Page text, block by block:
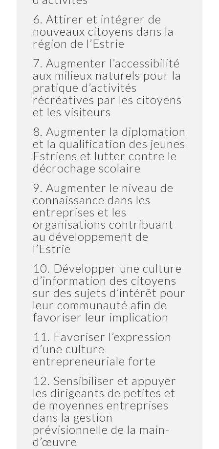
6. Attirer et intégrer de
nouveaux citoyens dans la
région de l’Estrie
7. Augmenter l’accessibilité
aux milieux naturels pour la
pratique d’activités
récréatives par les citoyens
et les visiteurs
8. Augmenter la diplomation
et la qualification des jeunes
Estriens et lutter contre le
décrochage scolaire
9. Augmenter le niveau de
connaissance dans les
entreprises et les
organisations contribuant
au développement de
l’Estrie
10. Développer une culture
d’information des citoyens
sur des sujets d’intérêt pour
leur communauté afin de
favoriser leur implication
11. Favoriser l’expression
d’une culture
entrepreneuriale forte
12. Sensibiliser et appuyer
les dirigeants de petites et
de moyennes entreprises
dans la gestion
prévisionnelle de la main-
d’œuvre